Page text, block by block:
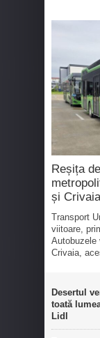
Reșița
și Crivaia
Transport
viitoare,
Autobuzele
Crivaia,
Desertul
toată
Lidl